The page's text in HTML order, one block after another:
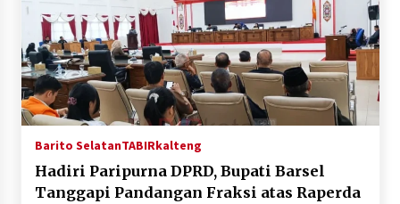
Barito SelatanTABIRkalteng
Hadiri Paripurna DPRD, Bupati Barsel
Tanggapi Pandangan Fraksi atas Raperda